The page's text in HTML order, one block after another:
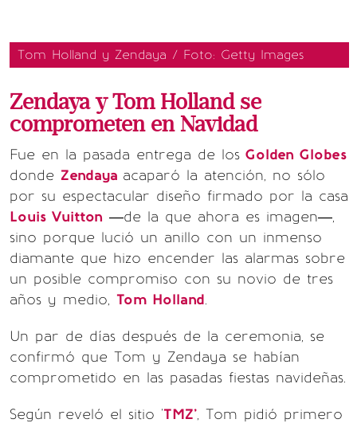
Tom Holland y Zendaya / Foto: Getty Images
Zendaya y Tom Holland se
comprometen en Navidad
Fue en la pasada entrega de los Golden Globes
donde Zendaya acaparó la atención, no sólo
por su espectacular diseño firmado por la casa
Louis Vuitton —de la que ahora es imagen—,
sino porque lució un anillo con un inmenso
diamante que hizo encender las alarmas sobre
un posible compromiso con su novio de tres
años y medio, Tom Holland.
Un par de días después de la ceremonia, se
confirmó que Tom y Zendaya se habían
comprometido en las pasadas fiestas navideñas.
Según reveló el sitio 'TMZ', Tom pidió primero